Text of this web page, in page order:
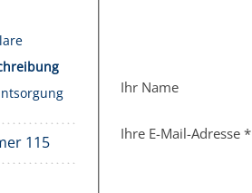
115
Ihr Name
Ihre E-Mail-Adresse*